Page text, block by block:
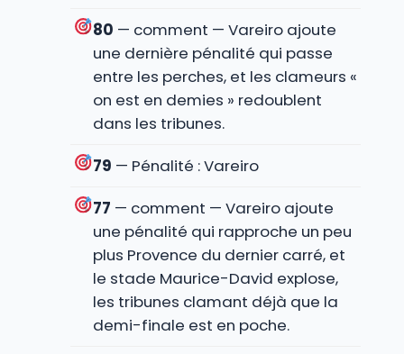
80 — comment — Vareiro ajoute
une dernière pénalité qui passe
entre les perches, et les clameurs «
on est en demies » redoublent
dans les tribunes.
79 — Pénalité : Vareiro
77 — comment — Vareiro ajoute
une pénalité qui rapproche un peu
plus Provence du dernier carré, et
le stade Maurice-David explose,
les tribunes clamant déjà que la
demi-finale est en poche.